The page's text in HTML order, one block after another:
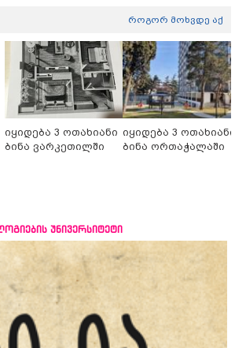
როგორ მოხვდე აქ
იყიდება 3 ოთახიანი
ბინა ვარკეთილში
იყიდება 3 ოთახიანი
ბინა ორთაჭალაში
უნივერსიტეტი